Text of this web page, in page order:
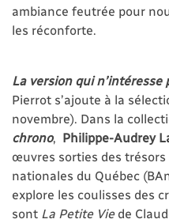
ambiance feutrée pour
les réconforte.
La version qui n’intéresse
Pierrot s’ajoute à la
novembre). Dans la
chrono, Philippe-Audrey
œuvres sorties des
nationales du Québec
explore les coulisses des
sont La Petite Viede